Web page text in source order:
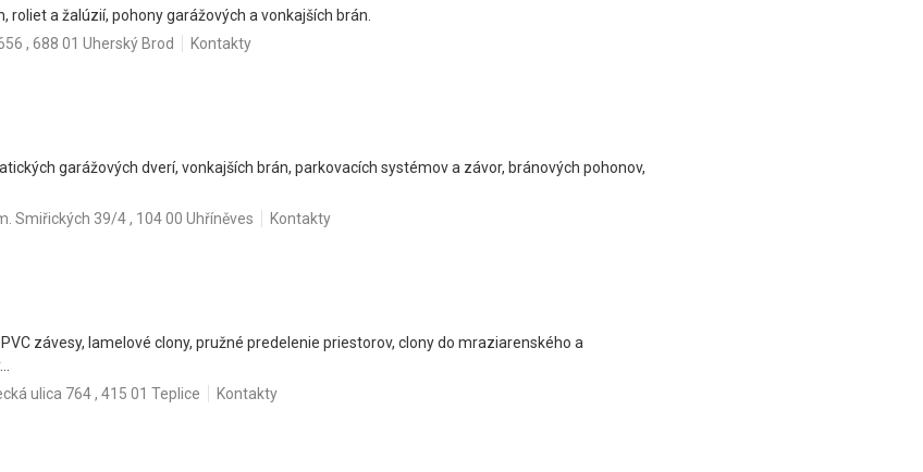
roliet a žalúzií, pohony garážových a vonkajších brán.
, 688 01 Uherský Brod Kontakty
garážových dverí, vonkajších brán, parkovacích systémov a závor, bránových pohonov,
Smiřických 39/4 , 104 00 Uhříněves Kontakty
závesy, lamelové clony, pružné predelenie priestorov, clony do mraziarenského a
ulica 764 , 415 01 Teplice Kontakty